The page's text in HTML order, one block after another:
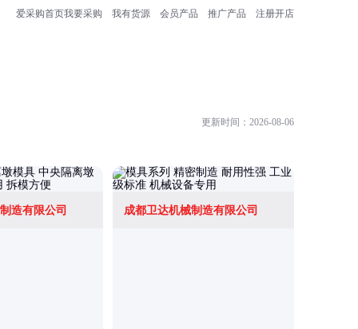
爱采购首页我要采购 我有货源 会员产品 推广产品 注册开店
更新时间：2026-08-06
造有限公司 成都卫达机械制造有限公司